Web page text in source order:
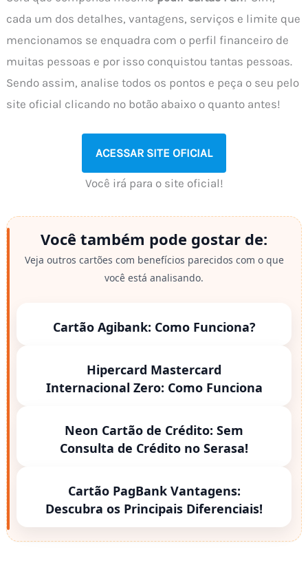
cada um dos detalhes, vantagens, serviços e limite que
mencionamos se enquadra com o perfil financeiro de
muitas pessoas e por isso conquistou tantas pessoas.
Sendo assim, analise todos os pontos e peça o seu pelo
site oficial clicando no botão abaixo o quanto antes!
ACESSAR SITE OFICIAL
Você irá para o site oficial!
Você também pode gostar de:
Veja outros cartões com benefícios parecidos com o que
você está analisando.
Cartão Agibank: Como Funciona?
Hipercard Mastercard
Internacional Zero: Como Funciona
Neon Cartão de Crédito: Sem
Consulta de Crédito no Serasa!
Cartão PagBank Vantagens:
Descubra os Principais Diferenciais!